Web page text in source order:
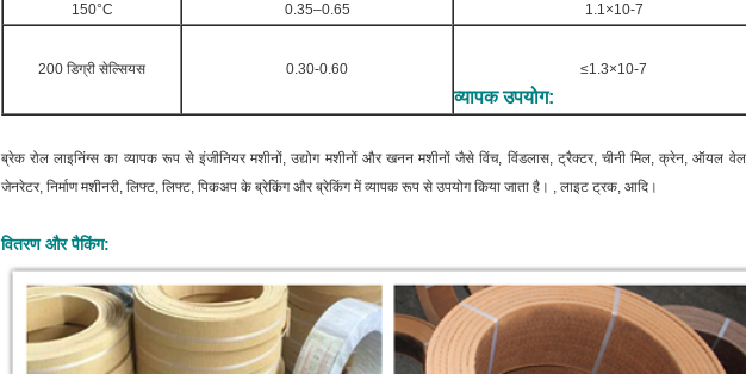
150°C 0.35–0.65 1.1×10-7
200 डिग्री सेल्सियस 0.30-0.60 ≤1.3×10-7
व्यापक उपयोग:
ब्रेक रोल लाइनिंग्स का व्यापक रूप से इंजीनियर मशीनों, उद्योग मशीनों और खनन मशीनों जैसे विंच, विंडलास, ट्रैक्टर, चीनी मिल, क्रेन, ऑयल वेल
जेनरेटर, निर्माण मशीनरी, लिफ्ट, लिफ्ट, पिकअप के ब्रेकिंग और ब्रेकिंग में व्यापक रूप से उपयोग किया जाता है। , लाइट ट्रक, आदि।
वितरण और पैकिंग: